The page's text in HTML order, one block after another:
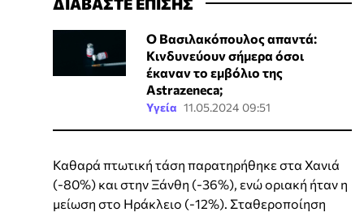
Ο Βασιλακόπουλος απαντά:
Κινδυνεύουν σήμερα όσοι
έκαναν το εμβόλιο της
Astrazeneca;
Υγεία 11.05.2024 09:51
Καθαρά πτωτική τάση παρατηρήθηκε στα Χανιά
(-80%) και στην Ξάνθη (-36%), ενώ οριακή ήταν η
μείωση στο Ηράκλειο (-12%). Σταθεροποίηση